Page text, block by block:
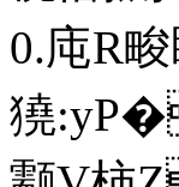
0.庉R
獟